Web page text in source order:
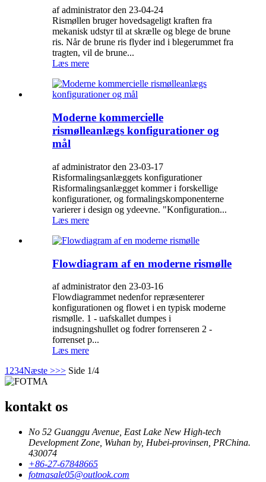
af administrator den 23-04-24
Rismøllen bruger hovedsageligt kraften fra
mekanisk udstyr til at skrælle og blege de brune
ris. Når de brune ris flyder ind i blegerummet fra
tragten, vil de brune...
Læs mere
Moderne kommercielle
rismølleanlægs konfigurationer og
mål
af administrator den 23-03-17
Risformalingsanlæggets konfigurationer
Risformalingsanlægget kommer i forskellige
konfigurationer, og formalingskomponenterne
varierer i design og ydeevne. "Konfiguration...
Læs mere
Flowdiagram af en moderne rismølle
af administrator den 23-03-16
Flowdiagrammet nedenfor repræsenterer
konfigurationen og flowet i en typisk moderne
rismølle. 1 - uafskallet dumpes i
indsugningshullet og fodrer forrenseren 2 -
forrenset p...
Læs mere
1 234Næste >>> Side 1/4
kontakt os
No 52 Guanggu Avenue, East Lake New High-tech
Development Zone, Wuhan by, Hubei-provinsen, PRChina.
430074
+86-27-67848665
fotmasale05@outlook.com